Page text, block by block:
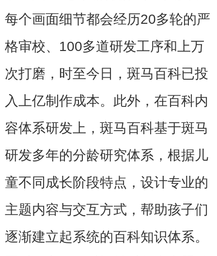
每个画面细节都会经历20多轮的严
格审校、100多道研发工序和上万
次打磨，时至今日，斑马百科已投
入上亿制作成本。此外，在百科内
容体系研发上，斑马百科基于斑马
研发多年的分龄研究体系，根据儿
童不同成长阶段特点，设计专业的
主题内容与交互方式，帮助孩子们
逐渐建立起系统的百科知识体系。